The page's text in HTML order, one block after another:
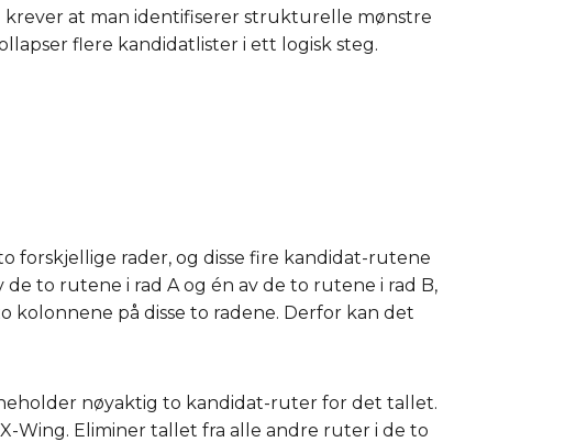
at man identifiserer strukturelle mønstre
flere kandidatlister i ett logisk steg.
forskjellige rader, og disse fire kandidat-rutene
to rutene i rad A og én av de to rutene i rad B,
på disse to radene. Derfor kan det
nøyaktig to kandidat-ruter for det tallet.
Wing. Eliminer tallet fra alle andre ruter i de to